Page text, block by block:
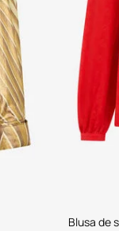
Blusa de